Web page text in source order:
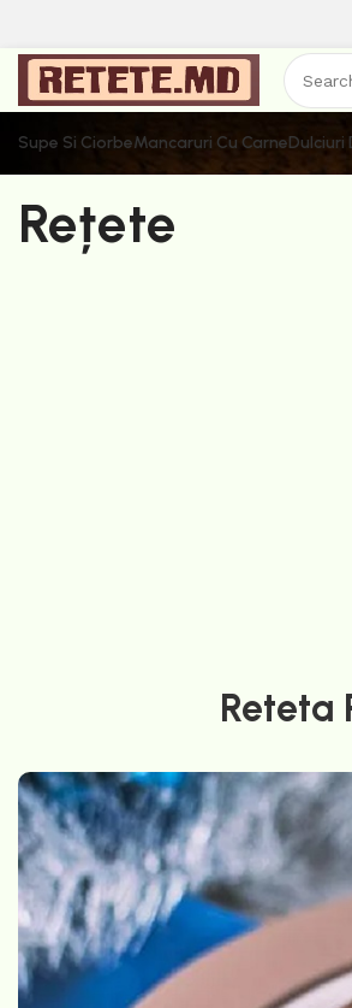
Supe Si CiorbeMancaruri Cu CarneDulciuri
Rețete
Reteta